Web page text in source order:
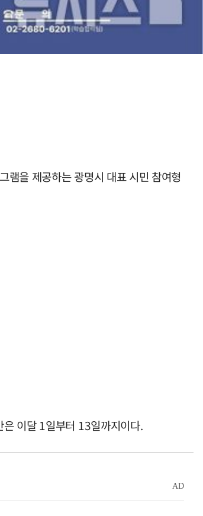
램을 제공하는 광명시 대표 시민 참여형
이달 1일부터 13일까지이다.